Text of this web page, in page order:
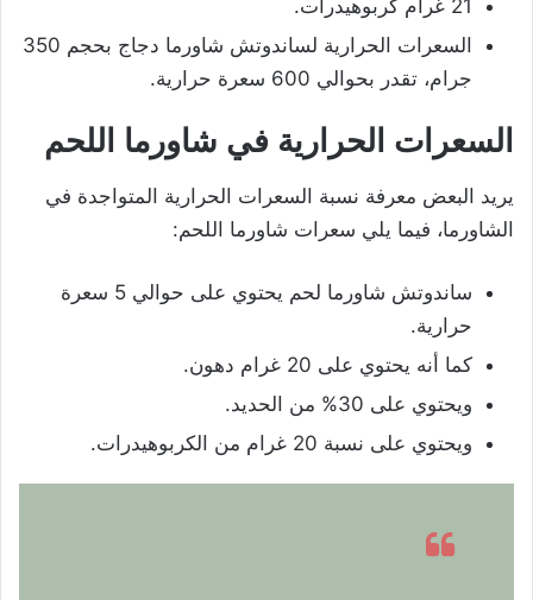
21 غرام كربوهيدرات.
السعرات الحرارية لساندوتش شاورما دجاج بحجم 350
جرام، تقدر بحوالي 600 سعرة حرارية.
السعرات الحرارية في شاورما اللحم
يريد البعض معرفة نسبة السعرات الحرارية المتواجدة في
الشاورما، فيما يلي سعرات شاورما اللحم:
ساندوتش شاورما لحم يحتوي على حوالي 5 سعرة
حرارية.
كما أنه يحتوي على 20 غرام دهون.
ويحتوي على 30% من الحديد.
ويحتوي على نسبة 20 غرام من الكربوهيدرات.